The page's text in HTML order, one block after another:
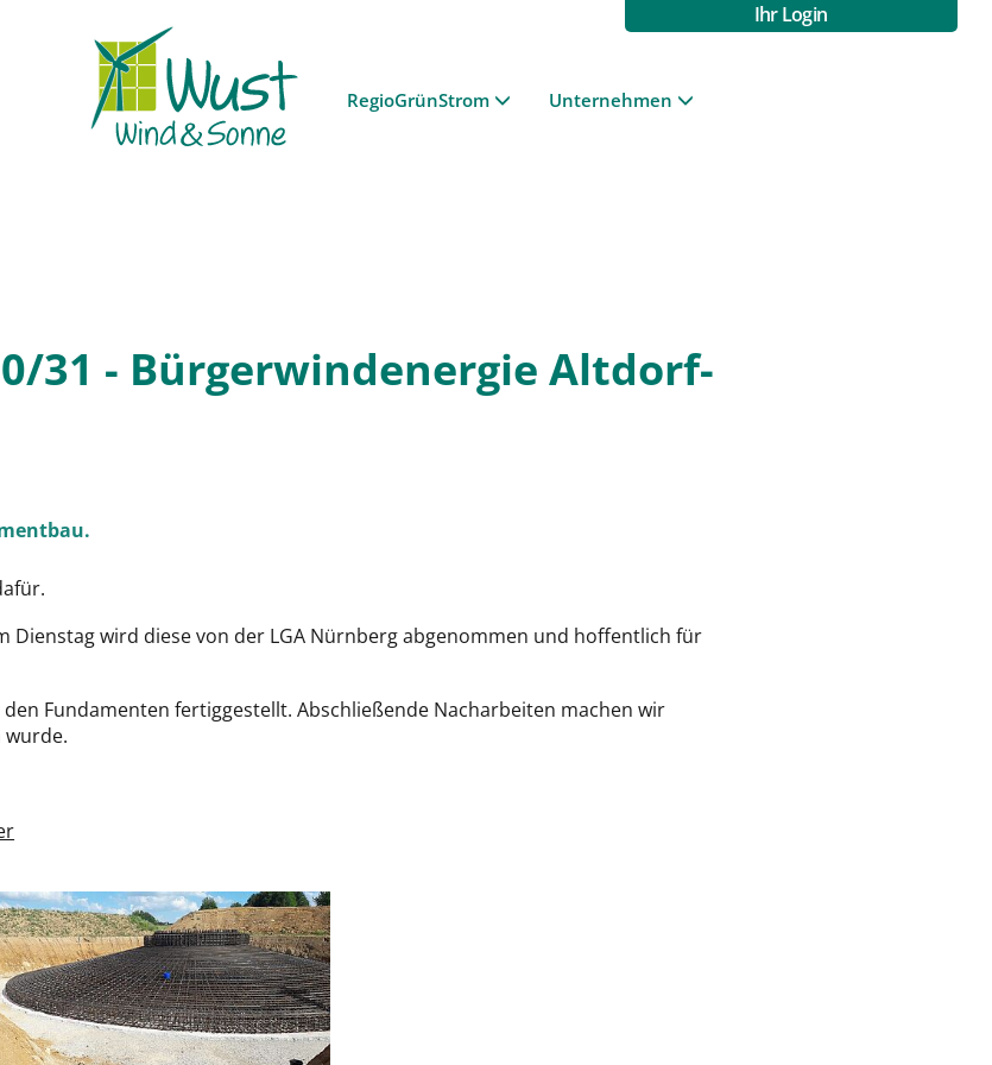
Ihr Login
RegioGrünStrom Unternehmen
31 - Bürgerwindenergie Altdorf-
Dienstag wird diese von der LGA Nürnberg abgenommen und hoffentlich für
Fundamenten fertiggestellt. Abschließende Nacharbeiten machen wir
wurde.